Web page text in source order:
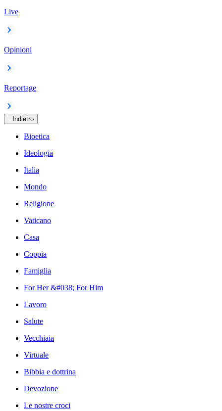
Live
Opinioni
Reportage
Indietro
Bioetica
Ideologia
Italia
Mondo
Religione
Vaticano
Casa
Coppia
Famiglia
For Her &#038; For Him
Lavoro
Salute
Vecchiaia
Virtuale
Bibbia e dottrina
Devozione
Le nostre croci